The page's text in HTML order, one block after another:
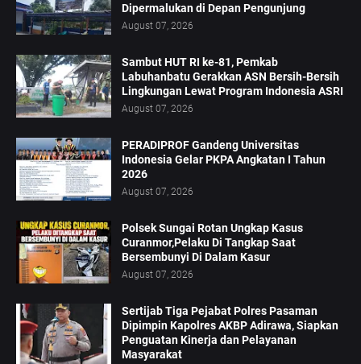
Dipermalukan di Depan Pengunjung
August 07, 2026
Sambut HUT RI ke-81, Pemkab
Labuhanbatu Gerakkan ASN Bersih-Bersih
Lingkungan Lewat Program Indonesia ASRI
August 07, 2026
PERADIPROF Gandeng Universitas
Indonesia Gelar PKPA Angkatan I Tahun
2026
August 07, 2026
Polsek Sungai Rotan Ungkap Kasus
Curanmor,Pelaku Di Tangkap Saat
Bersembunyi Di Dalam Kasur
August 07, 2026
Sertijab Tiga Pejabat Polres Pasaman
Dipimpin Kapolres AKBP Adirawa, Siapkan
Penguatan Kinerja dan Pelayanan
Masyarakat